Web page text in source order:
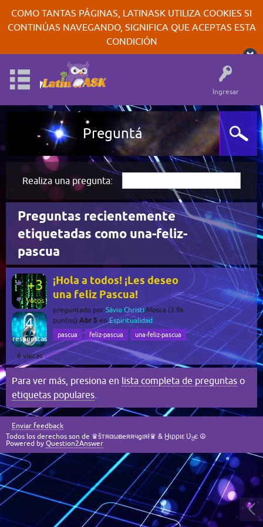
COMO TANTAS PÁGINAS, LATINASK UTILIZA COOKIES SI
CONTINÚAS NAVEGANDO, SIGNIFICA QUE ACEPTAS ESTA
CONDICIÓN
Ingresar
Preguntá
Realiza una pregunta:
Preguntas recientemente
etiquetadas como una-feliz-
pascua
+3
votos
4
respuestas
6visitas
¡Hola a todos! ¡Les deseo
una feliz Pascua!
preguntado por Sávio Christi Mosca (3.9k
puntos) Abr 5 enEspiritualidad
pascua feliz-pascua una-feliz-pascua
Para ver más, presiona en lista completa de preguntas o
etiquetas populares
Enviar feedback
Todos los derechos son de ♛šтяαωвeяячgıяł♛ & Ӈιρριε Ʋყє ☮
Powered by Question2Answer